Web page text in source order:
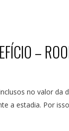
–
no valor da
a estadia. Por